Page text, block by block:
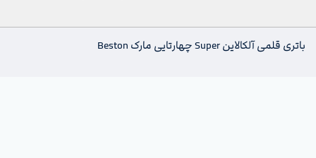
باتری قلمی آلکالاین Super چهارتایی مارک Beston